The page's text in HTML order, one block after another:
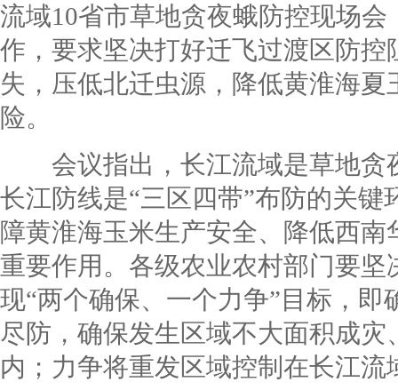
流域10省市草地贪夜蛾防控现场
作，要求坚决打好迁飞过渡区防
失，压低北迁虫源，降低黄淮海
险。
会议指出，长江流域是草地贪
长江防线是“三区四带”布防的关键
障黄淮海玉米生产安全、降低西
重要作用。各级农业农村部门要坚
现“两个确保、一个力争”目标，即
尽防，确保发生区域不大面积成灾
内；力争将重发区域控制在长江